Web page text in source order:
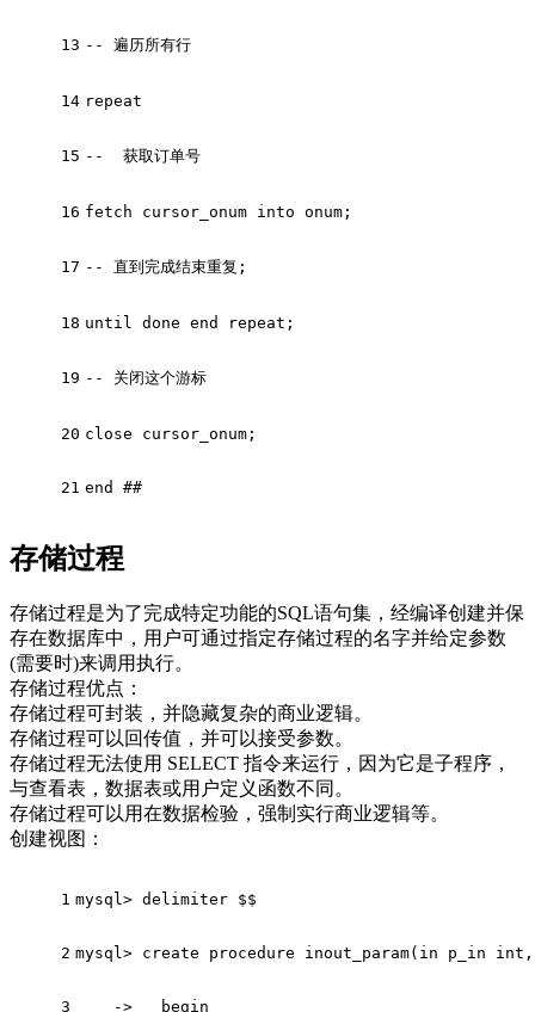
13 -- 遍历所有行
14 repeat
15 --  获取订单号
16 fetch cursor_onum into onum;
17 -- 直到完成结束重复;
18 until done end repeat;
19 -- 关闭这个游标
20 close cursor_onum;
21 end ##
存储过程
存储过程是为了完成特定功能的SQL语句集，经编译创建并保
存在数据库中，用户可通过指定存储过程的名字并给定参数
(需要时)来调用执行。
存储过程优点：
存储过程可封装，并隐藏复杂的商业逻辑。
存储过程可以回传值，并可以接受参数。
存储过程无法使用 SELECT 指令来运行，因为它是子程序，
与查看表，数据表或用户定义函数不同。
存储过程可以用在数据检验，强制实行商业逻辑等。
创建视图：
1 mysql> delimiter $$
2 mysql> create procedure inout_param(in p_in
3
    ->   begin